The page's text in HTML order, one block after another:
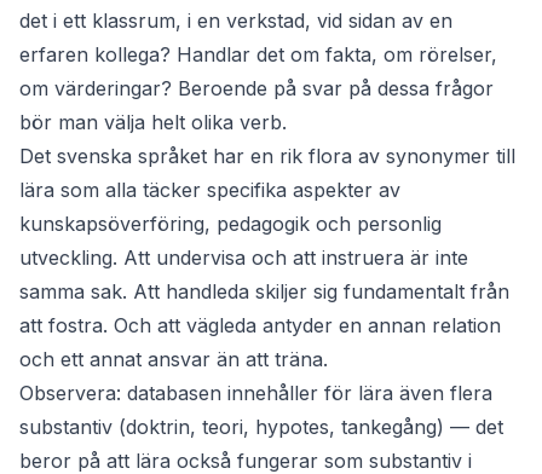
det i ett klassrum, i en verkstad, vid sidan av en
erfaren kollega? Handlar det om fakta, om rörelser,
om värderingar? Beroende på svar på dessa frågor
bör man välja helt olika verb.
Det svenska språket har en rik flora av synonymer till
lära som alla täcker specifika aspekter av
kunskapsöverföring, pedagogik och personlig
utveckling. Att undervisa och att instruera är inte
samma sak. Att handleda skiljer sig fundamentalt från
att fostra. Och att vägleda antyder en annan relation
och ett annat ansvar än att träna.
Observera: databasen innehåller för lära även flera
substantiv (doktrin, teori, hypotes, tankegång) — det
beror på att lära också fungerar som substantiv i